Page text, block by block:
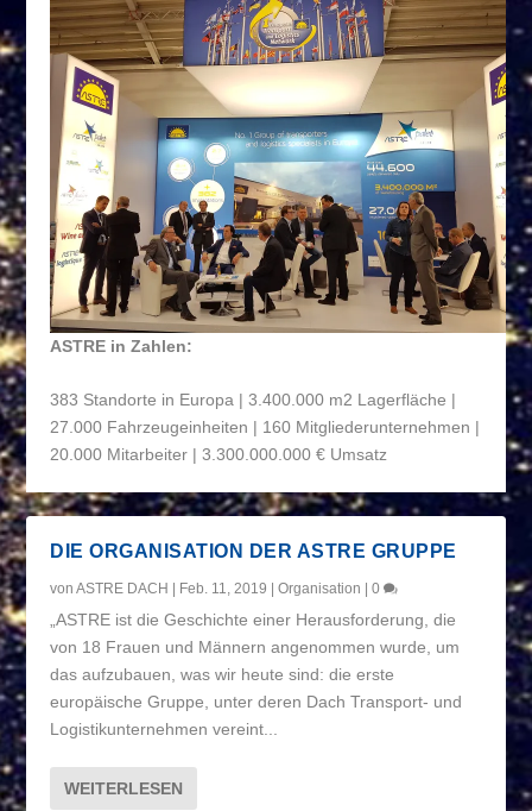
ASTRE in Zahlen:
383 Standorte in Europa | 3.400.000 m2 Lagerfläche |
27.000 Fahrzeugeinheiten | 160 Mitgliederunternehmen |
20.000 Mitarbeiter | 3.300.000.000 € Umsatz
DIE ORGANISATION DER ASTRE GRUPPE
vonASTRE DACH Feb. 11, 2019 |Organisation |0
„ASTRE ist die Geschichte einer Herausforderung, die
von 18 Frauen und Männern angenommen wurde, um
das aufzubauen, was wir heute sind: die erste
europäische Gruppe, unter deren Dach Transport- und
Logistikunternehmen vereint...
WEITERLESEN